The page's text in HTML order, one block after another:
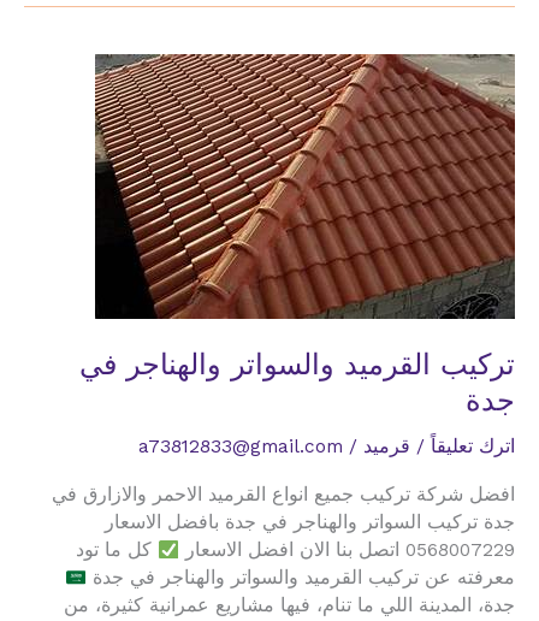
تركيب القرميد والسواتر والهناجر في
جدة
اترك تعليقاً / قرميد /
a73812833@gmail.com
افضل شركة تركيب جميع انواع القرميد الاحمر والازارق في
جدة تركيب السواتر والهناجر في جدة بافضل الاسعار
0568007229 اتصل بنا الان افضل الاسعار
كل ما تود
معرفته عن تركيب القرميد والسواتر والهناجر في جدة
جدة، المدينة اللي ما تنام، فيها مشاريع عمرانية كثيرة، من